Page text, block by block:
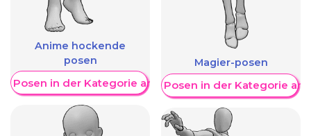
Anime hockende
posen
Posen in der Kategorie anzeigen
Magier-posen
Weitere Posen in der Kategorie